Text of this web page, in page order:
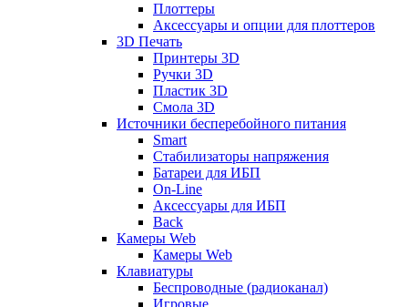
Плоттеры
Аксессуары и опции для плоттеров
3D Печать
Принтеры 3D
Ручки 3D
Пластик 3D
Смола 3D
Источники бесперебойного питания
Smart
Стабилизаторы напряжения
Батареи для ИБП
On-Line
Аксессуары для ИБП
Back
Камеры Web
Камеры Web
Клавиатуры
Беспроводные (радиоканал)
Игровые